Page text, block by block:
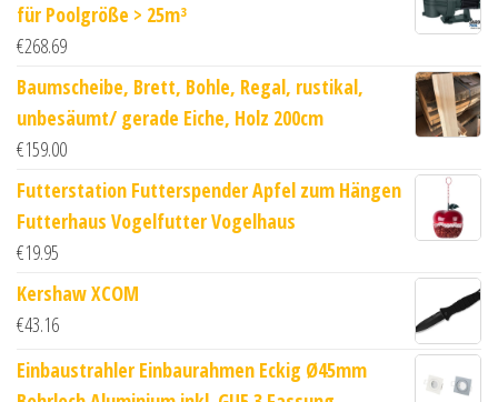
für Poolgröße > 25m³
€268.69
Baumscheibe, Brett, Bohle, Regal, rustikal,
unbesäumt/ gerade Eiche, Holz 200cm
€159.00
Futterstation Futterspender Apfel zum Hängen
Futterhaus Vogelfutter Vogelhaus
€19.95
Kershaw XCOM
€43.16
Einbaustrahler Einbaurahmen Eckig Ø45mm